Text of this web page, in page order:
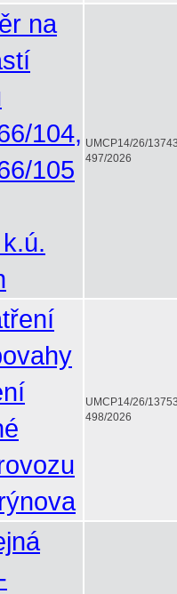
na
104,
105
UMCP14/26/
497/2026
UMCP14/26/
498/2026